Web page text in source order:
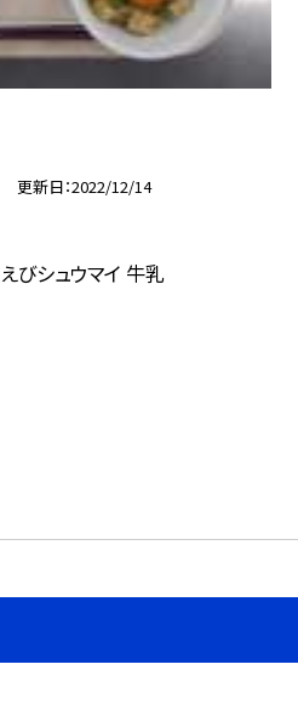
更新日 2022/12/14
びシュウマイ 牛乳